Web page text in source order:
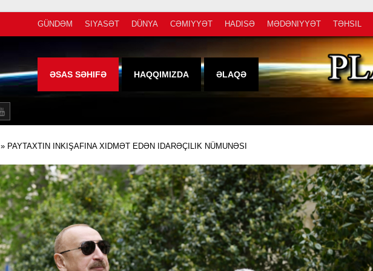
GÜNDƏM SIYASƏT DÜNYA CƏMIYYƏT HADISƏ MƏDƏNIYYƏT TƏHSIL
ƏSAS SƏHIFƏ HAQQIMIZDA ƏLAQƏ
» PAYTAXTIN INKIŞAFINA XIDMƏT EDƏN IDARƏÇILIK NÜMUNƏSI